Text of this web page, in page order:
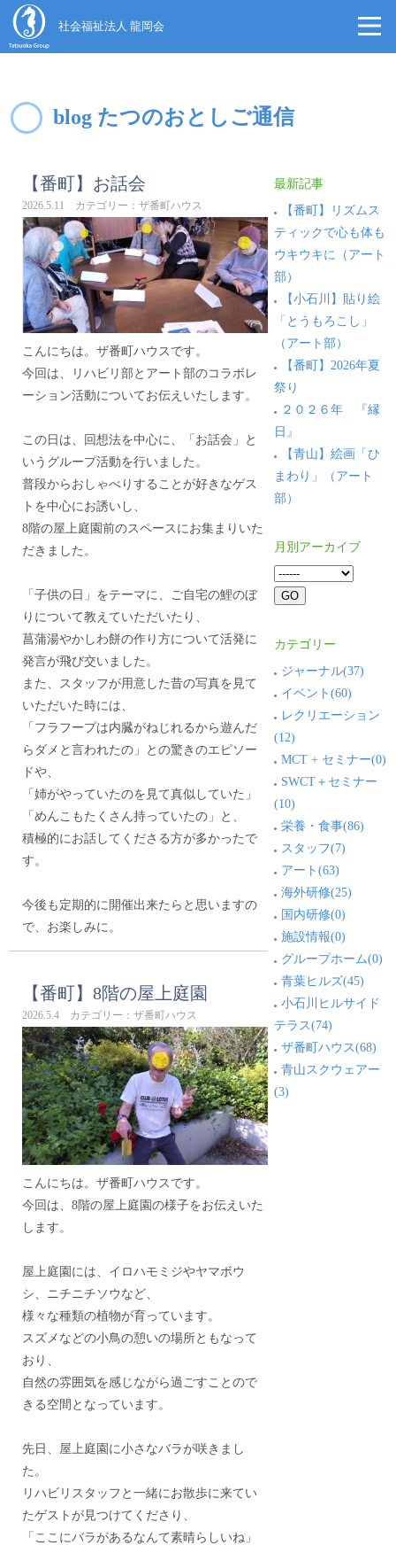
社会福祉法人 龍岡会
blog たつのおとしご通信
【番町】お話会
2026.5.11 カテゴリー：ザ番町ハウス
こんにちは。ザ番町ハウスです。
今回は、リハビリ部とアート部のコラボレ
ーション活動についてお伝えいたします。
この日は、回想法を中心に、「お話会」と
いうグループ活動を行いました。
普段からおしゃべりすることが好きなゲス
トを中心にお誘いし、
8階の屋上庭園前のスペースにお集まりいた
だきました。
「子供の日」をテーマに、ご自宅の鯉のぼ
りについて教えていただいたり、
菖蒲湯やかしわ餅の作り方について活発に
発言が飛び交いました。
また、スタッフが用意した昔の写真を見て
いただいた時には、
「フラフープは内臓がねじれるから遊んだ
らダメと言われたの」との驚きのエピソー
ドや、
「姉がやっていたのを見て真似していた」
「めんこもたくさん持っていたの」と、
積極的にお話してくださる方が多かったで
す。
今後も定期的に開催出来たらと思いますの
で、お楽しみに。
【番町】8階の屋上庭園
2026.5.4 カテゴリー：ザ番町ハウス
こんにちは。ザ番町ハウスです。
今回は、8階の屋上庭園の様子をお伝えいた
します。
屋上庭園には、イロハモミジやヤマボウ
シ、ニチニチソウなど、
様々な種類の植物が育っています。
スズメなどの小鳥の憩いの場所ともなって
おり、
自然の雰囲気を感じながら過ごすことので
きる空間となっています。
先日、屋上庭園に小さなバラが咲きまし
た。
リハビリスタッフと一緒にお散歩に来てい
たゲストが見つけてくださり、
「ここにバラがあるなんて素晴らしいね」
最新記事
【番町】リズムス
ティックで心も体も
ウキウキに（アート
部）
【小石川】貼り絵
「とうもろこし」
（アート部）
【番町】2026年夏
祭り
２０２６年 『縁
日』
【青山】絵画「ひ
まわり」（アート
部）
月別アーカイブ
カテゴリー
ジャーナル(37)
イベント(60)
レクリエーション
(12)
MCT + セミナー(0)
SWCT＋セミナー
(10)
栄養・食事(86)
スタッフ(7)
アート(63)
海外研修(25)
国内研修(0)
施設情報(0)
グループホーム(0)
青葉ヒルズ(45)
小石川ヒルサイド
テラス(74)
ザ番町ハウス(68)
青山スクウェアー
(3)